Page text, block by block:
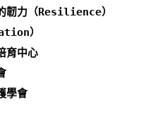
（Resilience）
）
育中心
會